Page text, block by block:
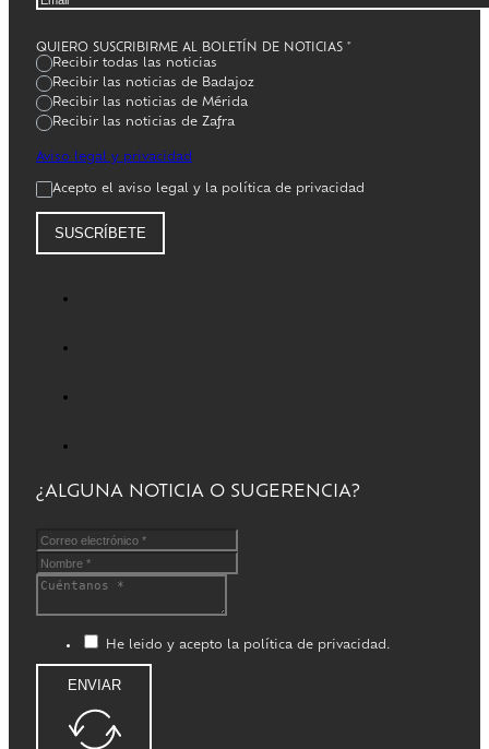
QUIERO SUSCRIBIRME AL BOLETÍN DE NOTICIAS
Recibir todas las noticias
Recibir las noticias de Badajoz
Recibir las noticias de Mérida
Recibir las noticias de Zafra
Aviso legal y privacidad
Acepto el aviso legal y la política de privacidad
SUSCRÍBETE
¿ALGUNA NOTICIA O SUGERENCIA?
He leido y acepto la política de privacidad.
ENVIAR